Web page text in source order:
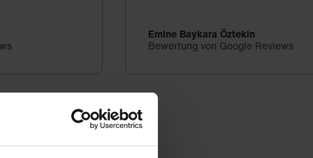
Emine Baykara Öztekin
Bewertung von Google Reviews